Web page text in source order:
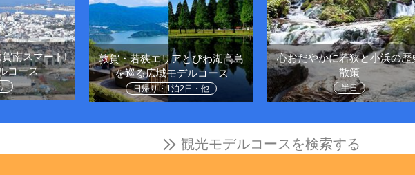
南スマートI
コース
敦賀・若狭エリアとびわ湖高島
を巡る広域モデルコース
日帰り・1泊2日・他
心おだやかに若狭と小浜の歴
散策
半日
観光モデルコースを検索する